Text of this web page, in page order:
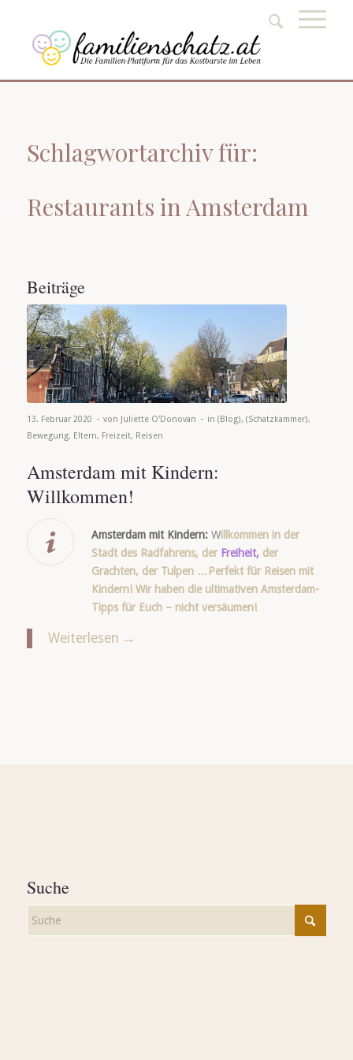
Schlagwortarchiv für:
Restaurants in Amsterdam
Beiträge
13. Februar 2020 - von Juliette O'Donovan - in (Blog), (Schatzkammer),
Bewegung, Eltern, Freizeit, Reisen
Amsterdam mit Kindern:
Willkommen!
Amsterdam mit Kindern:Willkommen in der
Stadt des Radfahrens, der Freiheit, der
Grachten, der Tulpen …Perfekt für Reisen mit
Kindern! Wir haben die ultimativen Amsterdam-
Tipps für Euch – nicht versäumen!
Weiterlesen →
Suche